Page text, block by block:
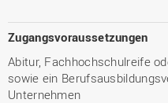
Zugangsvoraussetzungen
Abitur, Fachhochschulreife
sowie ein
Unternehmen